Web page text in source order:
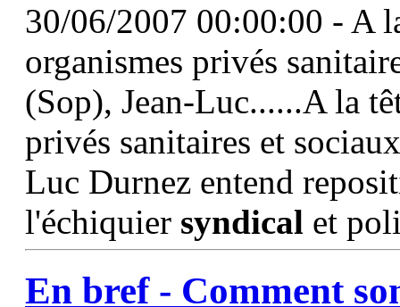
30/06/2007 00:00:00 - A
organismes privés
(Sop), Jean-Luc......A la
privés sanitaires et
Luc Durnez entend
l'échiquier syndical et
En bref - Comment